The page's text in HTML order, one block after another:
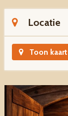
Locatie
Toon kaart